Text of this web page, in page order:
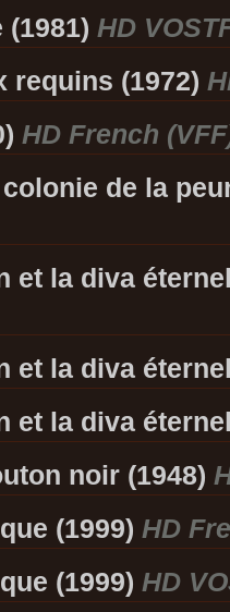
HD
requins (1972)
HD French
de la
et la diva
et la diva
et la diva
noir (1948)
(1999) HD
(1999) HD